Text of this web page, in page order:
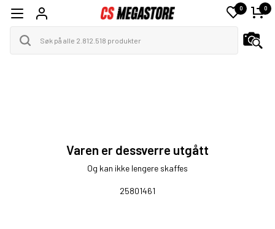
0 0
Varen er dessverre utgått
Og kan ikke lengere skaffes
25801461